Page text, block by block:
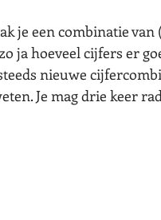
je een combinatie van
ja hoeveel cijfers er
nieuwe
Je mag drie keer